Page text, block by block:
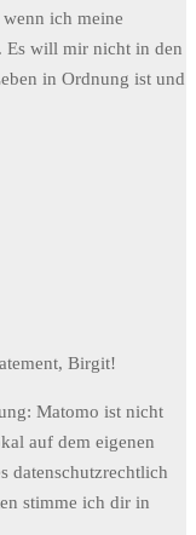
ich meine
Es will mir nicht in den
in Ordnung ist und
Birgit!
Matomo ist nicht
auf dem eigenen
datenschutzrechtlich
stimme ich dir in